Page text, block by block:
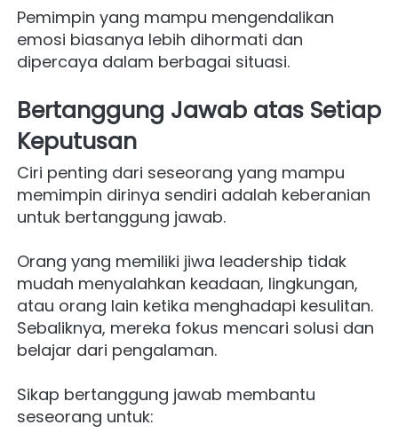
Pemimpin yang mampu mengendalikan
emosi biasanya lebih dihormati dan
dipercaya dalam berbagai situasi.
Bertanggung Jawab atas Setiap
Keputusan
Ciri penting dari seseorang yang mampu
memimpin dirinya sendiri adalah keberanian
untuk bertanggung jawab.
Orang yang memiliki jiwa leadership tidak
mudah menyalahkan keadaan, lingkungan,
atau orang lain ketika menghadapi kesulitan.
Sebaliknya, mereka fokus mencari solusi dan
belajar dari pengalaman.
Sikap bertanggung jawab membantu
seseorang untuk: